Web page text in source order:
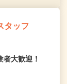
タッフ
大歓迎！